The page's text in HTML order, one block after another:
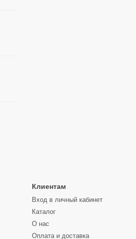
Клиентам
Вход в личный кабинет
Каталог
О нас
Оплата и доставка